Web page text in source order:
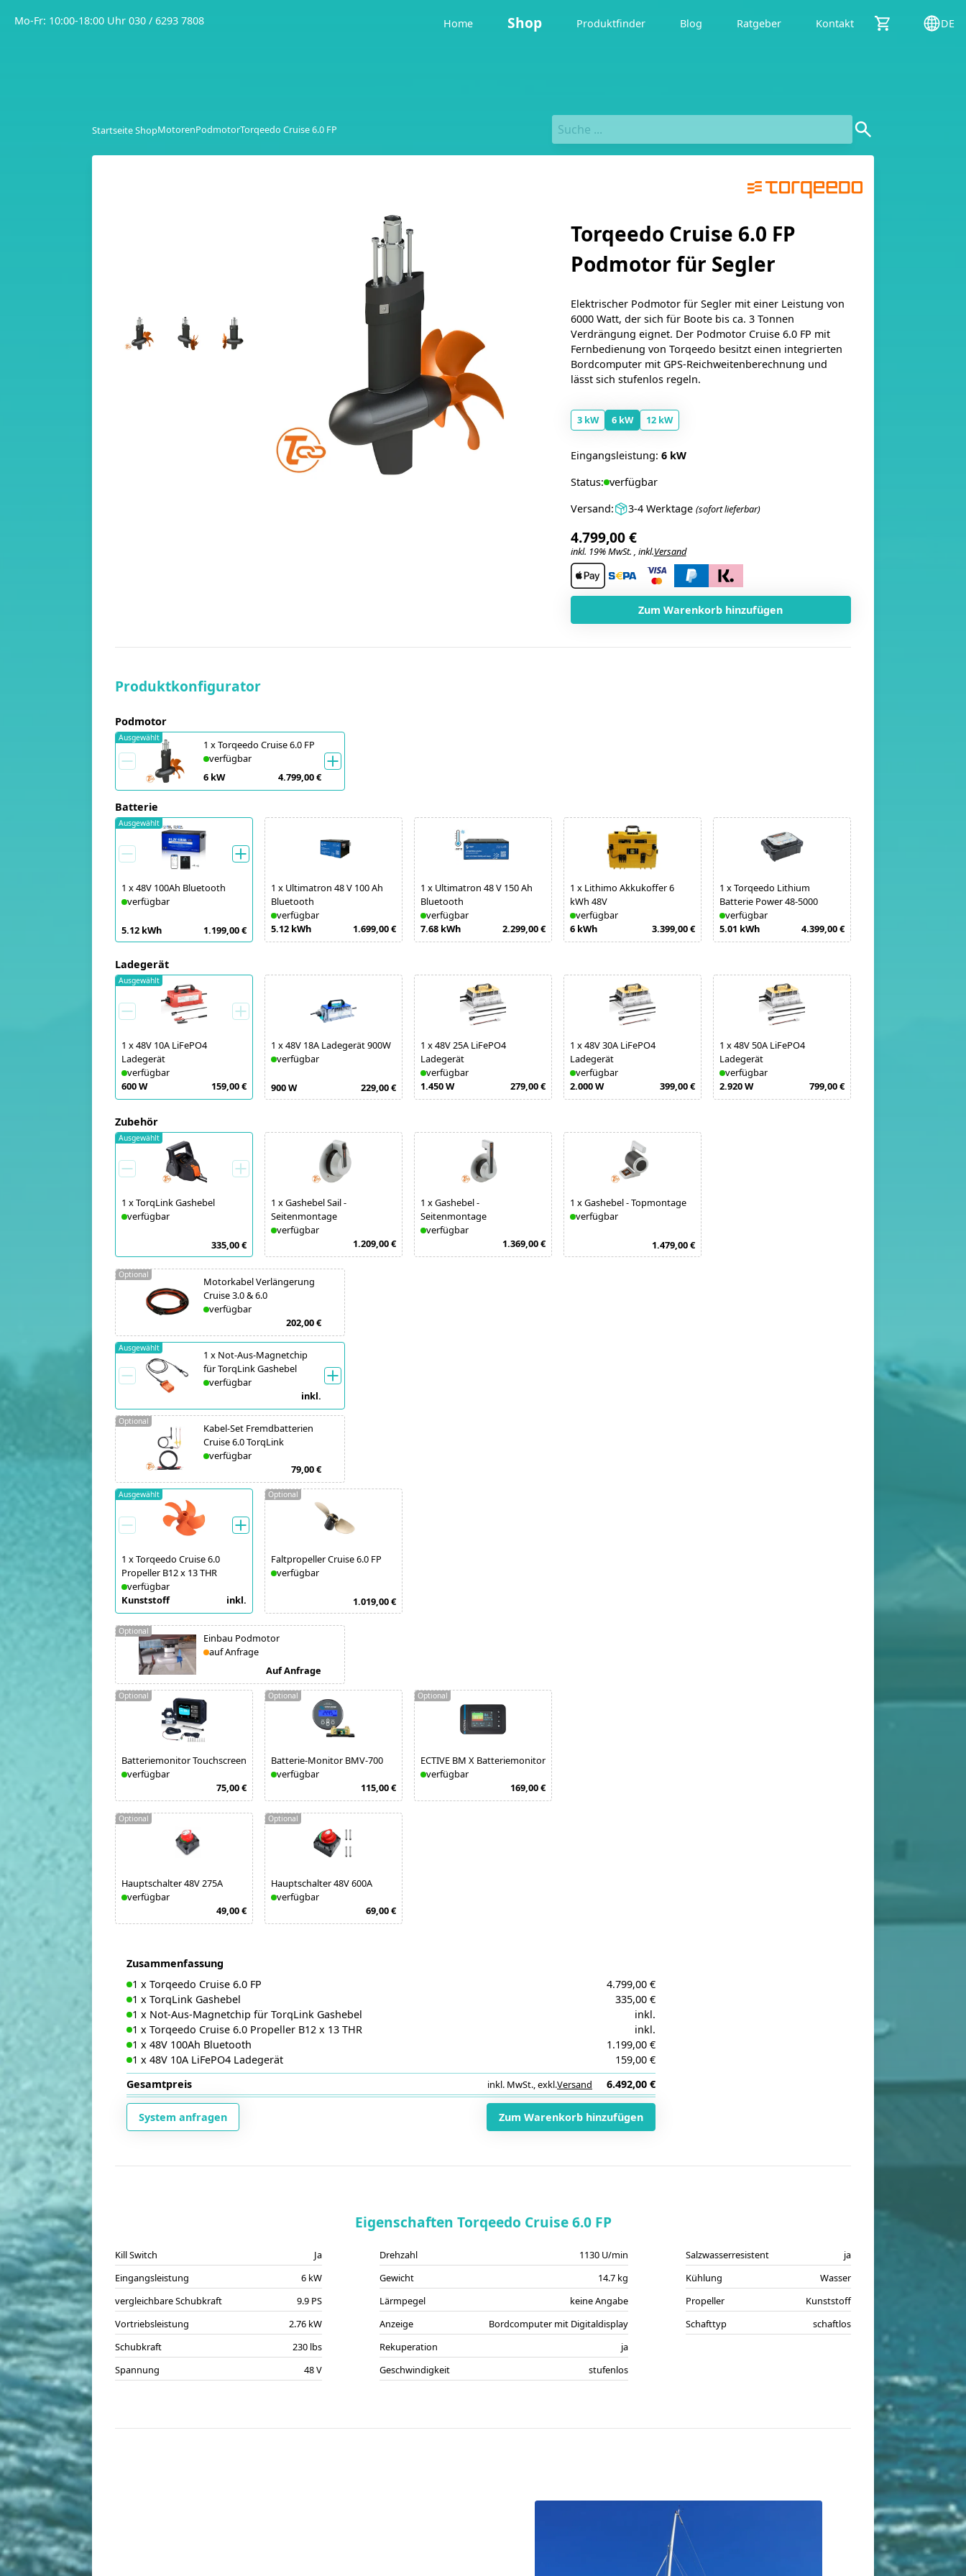
Mo-Fr: 10:00-18:00 Uhr 030 / 6293 7808 Home Shop Produktfinder Blog Ratgeber Kontakt DE
Startseite ShopMotorenPodmotorTorqeedo Cruise 6.0 FP
Torqeedo Cruise 6.0 FP
Podmotor für Segler
Eingangsleistung: 6 kW
Status: verfügbar
Versand:
3-4 Werktage (sofort lieferbar)
4.799,00 €
inkl. 19% MwSt. , inkl.Versand
Zum Warenkorb hinzufügen
Elektrischer Podmotor für Segler mit einer Leistung von
6000 Watt, der sich für Boote bis ca. 3 Tonnen
Verdrängung eignet. Der Podmotor Cruise 6.0 FP mit
Fernbedienung von Torqeedo besitzt einen integrierten
Bordcomputer mit GPS-Reichweitenberechnung und
lässt sich stufenlos regeln.
3 kW 6 kW 12 kW
Produktkonfigurator
Podmotor
1 xTorqeedo Cruise 6.0 FP
verfügbar
6 kW
4.799,00 €
Ausgewählt
Batterie
1 x48V 100Ah Bluetooth
verfügbar
5.12 kWh 1.199,00 €
Ausgewählt
1 x Ultimatron 48 V 100 Ah
Bluetooth
verfügbar
5.12 kWh
1.699,00 €
1 x Ultimatron 48 V 150 Ah
Bluetooth
verfügbar
7.68 kWh
2.299,00 €
1 x Lithimo Akkukoffer 6
kWh 48V
verfügbar
6 kWh
3.399,00 €
1 xTorqeedo Lithium
Batterie Power 48-5000
verfügbar
5.01 kWh
4.399,00 €
Ladegerät
1 x48V 10A LiFePO4
Ladegerät
verfügbar
600 W
159,00 €
Ausgewählt
1 x48V 18A Ladegerät 900W
verfügbar
900 W 229,00 €
1 x48V 25A LiFePO4
Ladegerät
verfügbar
1.450 W
279,00 €
1 x48V 30A LiFePO4
Ladegerät
verfügbar
2.000 W
399,00 €
1 x48V 50A LiFePO4
Ladegerät
verfügbar
2.920 W
799,00 €
Zubehör
1 xTorqLink Gashebel
verfügbar
335,00 €
Ausgewählt
1 xGashebel Sail -
Seitenmontage
verfügbar
1.209,00 €
1 xGashebel -
Seitenmontage
verfügbar
1.369,00 €
1 xGashebel - Topmontage
verfügbar
1.479,00 €
Motorkabel Verlängerung
Cruise 3.0 & 6.0
verfügbar
202,00 €
Optional
1 x Not-Aus-Magnetchip
für TorqLink Gashebel
verfügbar
inkl.
Ausgewählt
Kabel-Set Fremdbatterien
Cruise 6.0 TorqLink
verfügbar
79,00 €
Optional
1 xTorqeedo Cruise 6.0
Propeller B12 x 13 THR
verfügbar
Kunststoff
inkl.
Ausgewählt
Faltpropeller Cruise 6.0 FP
verfügbar
1.019,00 €
Optional
Einbau Podmotor
auf Anfrage
Auf Anfrage
Optional
Batteriemonitor Touchscreen
verfügbar
75,00 €
Optional
Batterie-Monitor BMV-700
verfügbar
115,00 €
Optional
ECTIVE BM X Batteriemonitor
verfügbar
169,00 €
Optional
Hauptschalter 48V 275A
verfügbar
49,00 €
Optional
Hauptschalter 48V 600A
verfügbar
69,00 €
Optional
Zusammenfassung
1 x Torqeedo Cruise 6.0 FP
4.799,00 €
1 x TorqLink Gashebel
335,00 €
1 x Not-Aus-Magnetchip für TorqLink Gashebel
inkl.
1 x Torqeedo Cruise 6.0 Propeller B12 x 13 THR
inkl.
1 x 48V 100Ah Bluetooth
1.199,00 €
1 x 48V 10A LiFePO4 Ladegerät
159,00 €
Gesamtpreis
inkl. MwSt.,exkl.Versand 6.492,00 €
System anfragen Zum Warenkorb hinzufügen
Eigenschaften Torqeedo Cruise 6.0 FP
Kill Switch
Ja
Eingangsleistung
6 kW
vergleichbare Schubkraft
9.9 PS
Vortriebsleistung
2.76 kW
Schubkraft
230 lbs
Spannung
48 V
Drehzahl
1130 U/min
Gewicht
14.7 kg
Lärmpegel
keine Angabe
Anzeige
Bordcomputer mit Digitaldisplay
Rekuperation
ja
Geschwindigkeit
stufenlos
Salzwasserresistent
ja
Kühlung
Wasser
Propeller
Kunststoff
Schafttyp
schaftlos